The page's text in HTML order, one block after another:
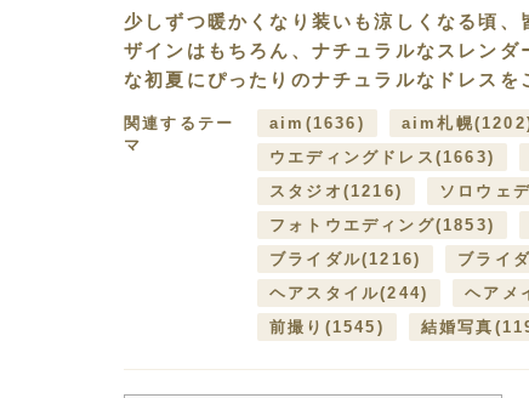
少しずつ暖かくなり装いも涼しくなる頃
ザインはもちろん、ナチュラルなスレン
な初夏にぴったりのナチュラルなドレス
関連するテー
マ
aim (1636) aim札幌
ウエディングドレス (1663)
スタジオ (1216) ソロウェ
フォトウエディング(1853)
ブライダル(1216) ブライ
ヘアスタイル(244) ヘアメ
前撮り (1545) 結婚写真